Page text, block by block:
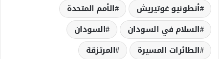
أنطونيو غوتيريش
الأمم المتحدة
السلام في السودان
السودان
الطائرات المسيرة
المرتزقة